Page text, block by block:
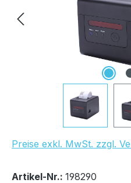
Preise exkl. MwSt. zzgl.
Bestand:0x
Nicht Lagernd
Artikel-Nr.: 198290